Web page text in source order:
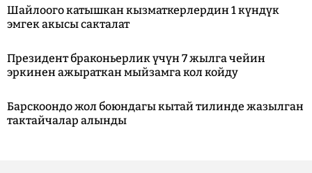
Шайлоого катышкан кызматкерлердин 1 күндүк
эмгек акысы сакталат
Президент браконьерлик үчүн 7 жылга чейин
эркинен ажыраткан мыйзамга кол койду
Барскоондо жол боюндагы кытай тилинде жазылган
тактайчалар алынды